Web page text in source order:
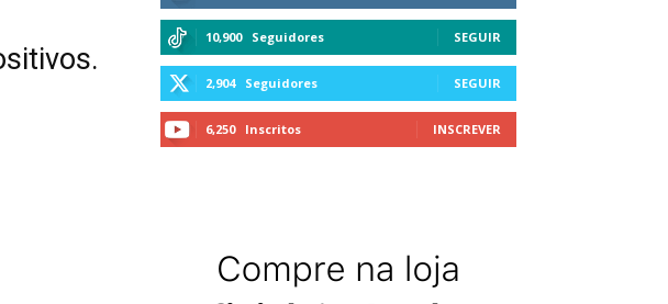
10,900 Seguidores SEGUIR
2,904 Seguidores SEGUIR
6,250 Inscritos INSCREVER